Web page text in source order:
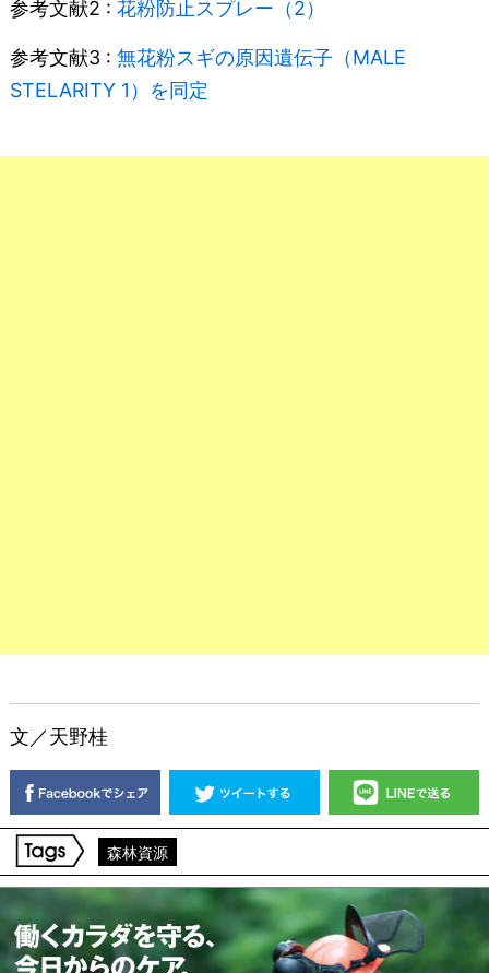
参考文献2 : 花粉防止スプレー（2）
参考文献3 : 無花粉スギの原因遺伝子（MALE
STELARITY 1）を同定
文／天野桂
森林資源